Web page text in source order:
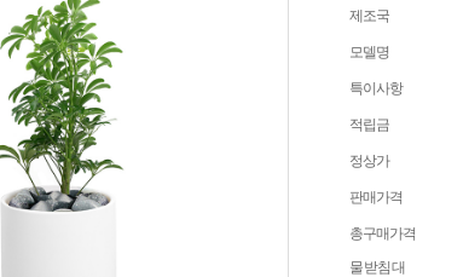
제조국
모델명
특이사항
적립금
정상가
판매가격
총구매가격
물받침대